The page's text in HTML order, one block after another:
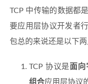
TCP 中传输的数据都
要应用层协议开发者
包总的来说还是以下两
TCP 协议是面向
组合应用层协议